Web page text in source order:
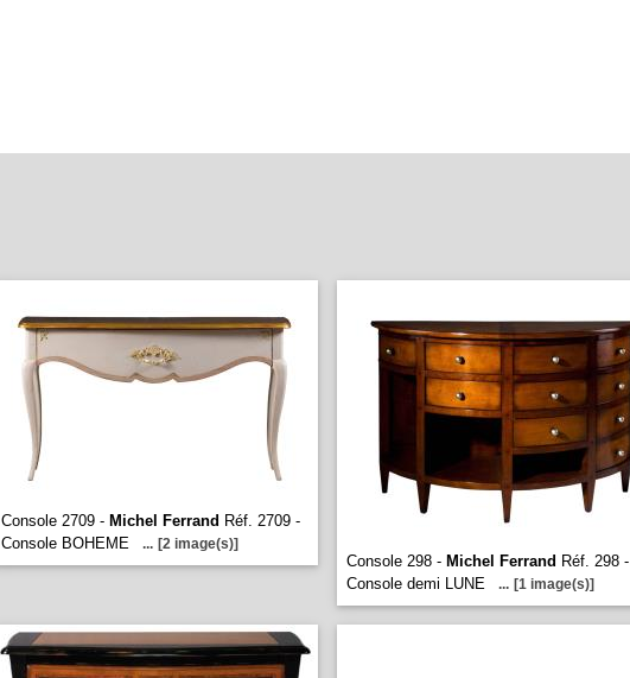
Console 2709 - Michel Ferrand Réf. 2709 -
Console BOHEME
... [2 image(s)]
Console 298 - Michel Ferrand Réf. 298 -
Console demi LUNE
... [1 image(s)]